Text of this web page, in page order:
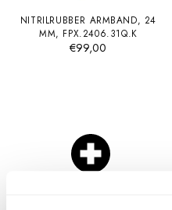
NITRILRUBBER ARMBAND, 24
MM, FPX.2406.31Q.K
€99,00